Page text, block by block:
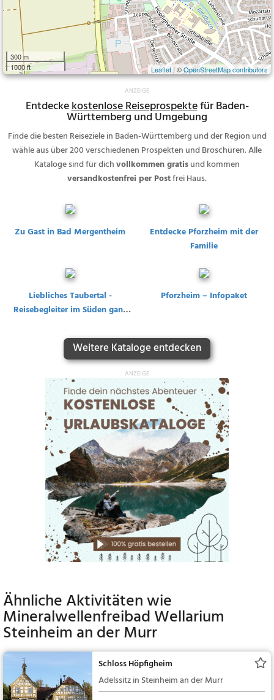
300 m
1000 ft
Leaflet| ©OpenStreetMap contributors
Entdeckekostenlose Reiseprospektefür Baden-
Württemberg und Umgebung
Finde die besten Reiseziele in Baden-Württemberg und der Region und
wähle aus über 200 verschiedenen Prospekten und Broschüren. Alle
Kataloge sind für dichvollkommen gratisund kommen
versandkostenfrei per Postfrei Haus.
Zu Gast in Bad Mergentheim
Entdecke Pforzheim mit der
Familie
Liebliches Taubertal -
Reisebegleiter im Süden ganz
Pforzheim – Infopaket
Weitere Kataloge entdecken
Ähnliche Aktivitäten wie
Mineralwellenfreibad Wellarium
Steinheim an der Murr
Schloss Höpfigheim
Adelssitz in Steinheim an der Murr